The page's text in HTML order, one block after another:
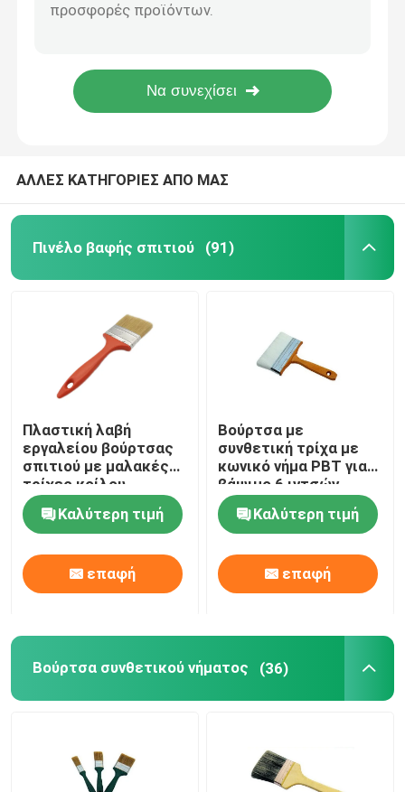
Πινέλο βαφής με λευκές τρίχες
Πινέλο βαφής καλοριφέρ
Ξαναγεμιζόμενος κύλινδρος βαφής
Ρολό βαφής μικροϊνών
Ρολό πινέλο ζωγραφικής σπιτιών
Ζωγραφική διακοσμώντας τα εργαλεία
μη υφαμένες τσάντες υφάσματος
ΑΛΛΕΣ ΚΑΤΗΓΟΡΙΕΣ ΑΠΟ ΜΑΣ
Πινέλο βαφής σπιτιού (91)
Πλαστική λαβή
εργαλείου βούρτσας
σπιτιού με μαλακές
τρίχες κοίλου
νήματος
Καλύτερη τιμή
επαφή
Βούρτσα με
συνθετική τρίχα με
κωνικό νήμα PBT για
βάψιμο 6 ιντσών
Καλύτερη τιμή
επαφή
Βούρτσα συνθετικού νήματος (36)